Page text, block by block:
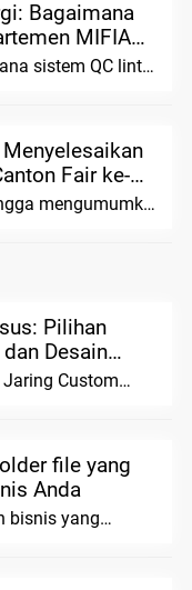
Bagaimana
MIFIA
Kecacatan
sistem QC lintas
Fair ke-
Lubang
mengumumkan
Pilihan
dan Desain
Massal...
Custom
file yang
Anda
bisnis yang